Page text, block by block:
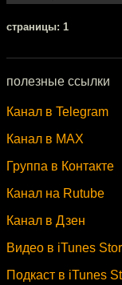
cтраницы: 1
полезные ссылки
Канал в Telegram
Канал в MAX
Группа в Контакте
Канал на Rutube
Канал в Дзен
Видео в iTunes
Подкаст в iTunes